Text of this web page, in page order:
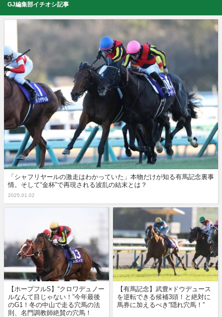
GJ編集部イチオシ記事
「シャフリヤールの激走はわかっていた」本物だけが知る有馬記念裏事
情。そして“金杯”で再現される波乱の結末とは？
2025.01.02
【ホープフルS】“クロワデュノー
ルなんて目じゃない！”今年最後
のG1！冬の中山で走る穴馬の法
則、名門調教師絶賛の穴馬！
【有馬記念】武豊×ドウデュース
を逆転できる候補3頭！と絶対に
馬券に加えるべき“隠れ穴馬！”